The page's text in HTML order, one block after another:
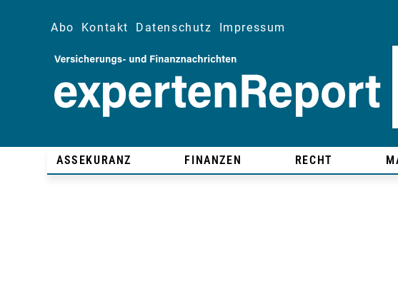
Abo Kontakt Datenschutz Impressum
ASSEKURANZ FINANZEN RECHT